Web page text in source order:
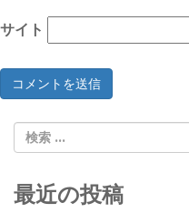
サイト
最近の投稿